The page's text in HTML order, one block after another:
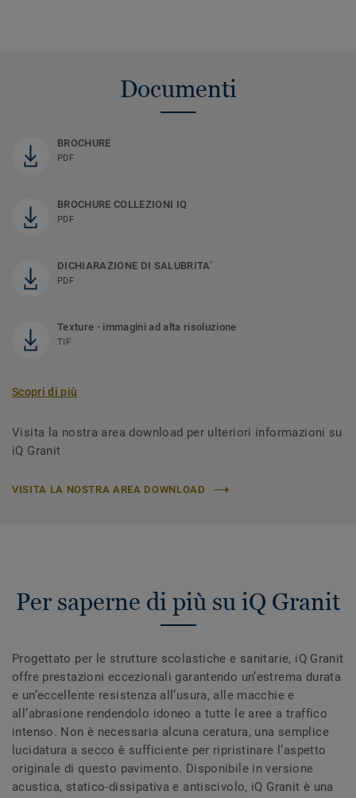
Documenti
BROCHURE
PDF
BROCHURE COLLEZIONI IQ
PDF
DICHIARAZIONE DI SALUBRITA’
PDF
Texture - immagini ad alta risoluzione
TIF
Scopri di più
Visita la nostra area download per ulteriori informazioni su
iQ Granit
VISITA LA NOSTRA AREA DOWNLOAD
Per saperne di più su iQ Granit
Progettato per le strutture scolastiche e sanitarie, iQ Granit
offre prestazioni eccezionali garantendo un’estrema durata
e un’eccellente resistenza all’usura, alle macchie e
all’abrasione rendendolo idoneo a tutte le aree a traffico
intenso. Non è necessaria alcuna ceratura, una semplice
lucidatura a secco è sufficiente per ripristinare l’aspetto
originale di questo pavimento. Disponibile in versione
acustica, statico-dissipativa e antiscivolo, iQ Granit è una